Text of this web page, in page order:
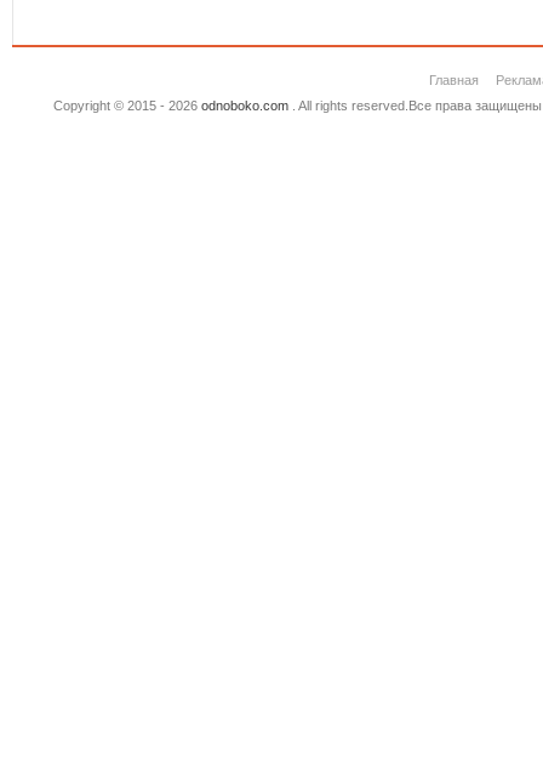
Главная
Copyright © 2015 - 2026 odnoboko.com. All rights reserved.Все права защищены.